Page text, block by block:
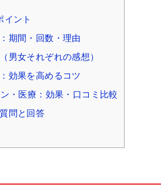
イント
期間・回数・理由
男女それぞれの感想）
効果を高めるコツ
・医療：効果・口コミ比較
問と回答